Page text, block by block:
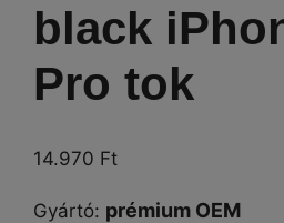
black
Pro tok
14.970 Ft
Gyártó: prémium OEM